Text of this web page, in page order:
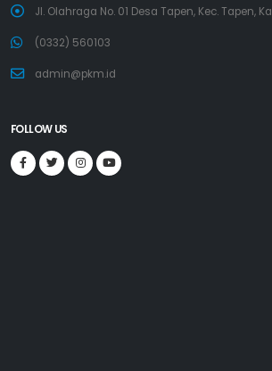
Jl. Olahraga No. 01 Desa Tapen, Kec. Tapen,
(0332) 560103
admin@pkm.id
FOLLOW US